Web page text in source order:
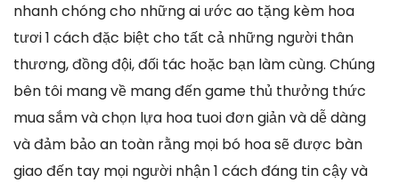
nhanh chóng cho những ai ước ao tặng kèm hoa
tươi 1 cách đặc biệt cho tất cả những người thân
thương, đồng đội, đối tác hoặc bạn làm cùng. Chúng
bên tôi mang về mang đến game thủ thưởng thức
mua sắm và chọn lựa hoa tuoi đơn giản và dễ dàng
và đảm bảo an toàn rằng mọi bó hoa sẽ được bàn
giao đến tay mọi người nhận 1 cách đáng tin cậy và